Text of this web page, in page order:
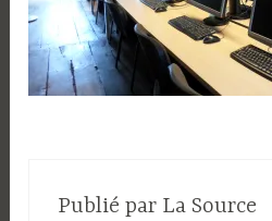
Publié par La Source